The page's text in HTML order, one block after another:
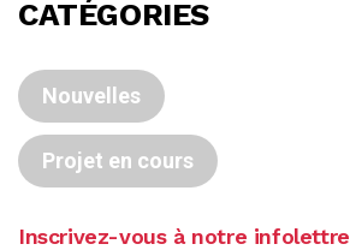
CATÉGORIES
Nouvelles
Projet en cours
Inscrivez-vous à notre infolettre